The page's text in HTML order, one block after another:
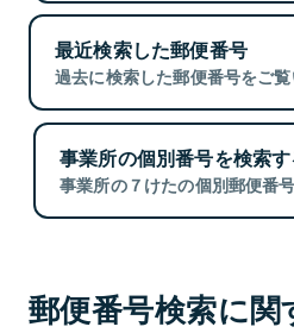
最近検索した郵便番号
過去に検索した郵便番号をご覧
事業所の個別番号を検索す
事業所の７けたの個別郵便番
郵便番号検索に関